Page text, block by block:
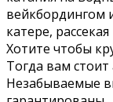
вейкбордингом
катере,
Хотите чтобы
Тогда вам стоит
Незабываемые